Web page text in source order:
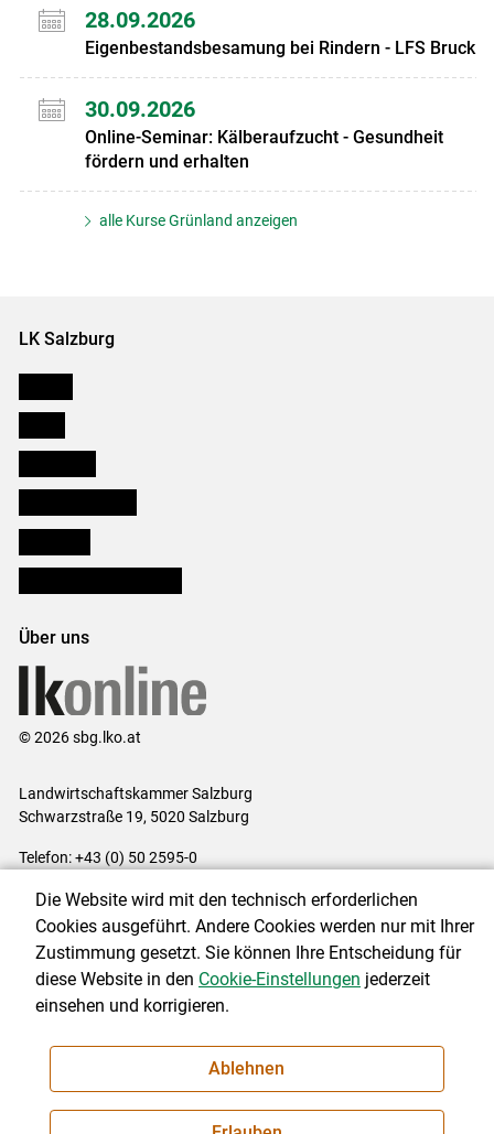
28.09.2026
Eigenbestandsbesamung bei Rindern - LFS Bruck
30.09.2026
Online-Seminar: Kälberaufzucht - Gesundheit
fördern und erhalten
alle Kurse Grünland anzeigen
LK Salzburg
Über uns
© 2026 sbg.lko.at
Landwirtschaftskammer Salzburg
Schwarzstraße 19, 5020 Salzburg
Telefon: +43 (0) 50 2595-0
Impressum|Kontakt|Datenschutzerklärung|Barrierefreiheit|
Cookie-Einstellungen
NEWSLETTER
Die Website wird mit den technisch erforderlichen
Cookies ausgeführt. Andere Cookies werden nur mit Ihrer
Zustimmung gesetzt. Sie können Ihre Entscheidung für
diese Website in den Cookie-Einstellungen jederzeit
einsehen und korrigieren.
Ablehnen